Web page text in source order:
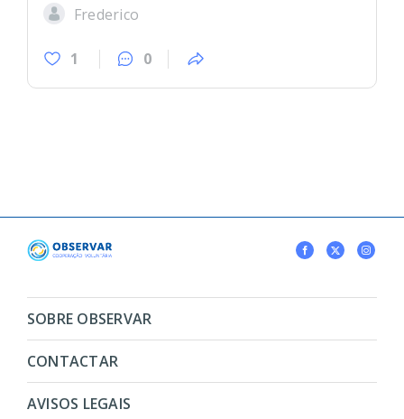
Frederico
1 0
SOBRE OBSERVAR
CONTACTAR
AVISOS LEGAIS